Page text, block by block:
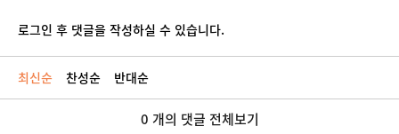
로그인 후 댓글을 작성하실 수 있습니다.
최신순 찬성순 반대순
0 개의 댓글 전체보기